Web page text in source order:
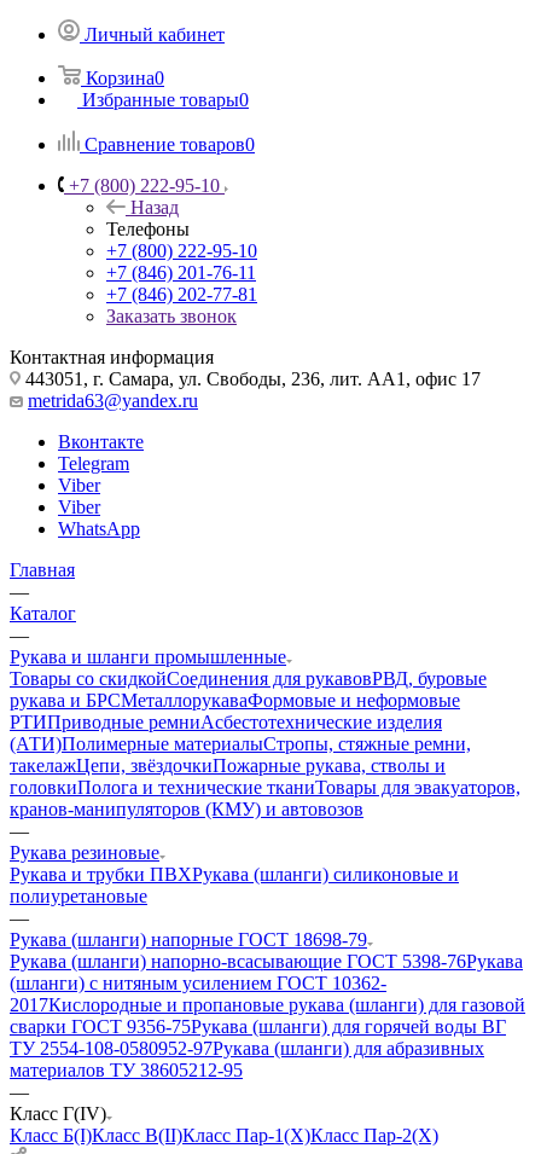
Личный кабинет
Корзина0
Избранные товары0
Сравнение товаров0
+7 (800) 222-95-10
Назад
Телефоны
+7 (800) 222-95-10
+7 (846) 201-76-11
+7 (846) 202-77-81
Заказать звонок
Контактная информация
443051, г. Самара, ул. Свободы, 236, лит. АА1, офис 17
metrida63@yandex.ru
Вконтакте
Telegram
Viber
Viber
WhatsApp
Главная
—
Каталог
—
Рукава и шланги промышленные
Товары со скидкойСоединения для рукавовРВД, буровые
рукава и БРСМеталлорукаваФормовые и неформовые
РТИПриводные ремниАсбестотехнические изделия
(АТИ)Полимерные материалыСтропы, стяжные ремни,
такелажЦепи, звёздочкиПожарные рукава, стволы и
головкиПолога и технические тканиТовары для эвакуаторов,
кранов-манипуляторов (КМУ) и автовозов
—
Рукава резиновые
Рукава и трубки ПВХРукава (шланги) силиконовые и
полиуретановые
—
Рукава (шланги) напорные ГОСТ 18698-79
Рукава (шланги) напорно-всасывающие ГОСТ 5398-76Рукава
(шланги) с нитяным усилением ГОСТ 10362-
2017Кислородные и пропановые рукава (шланги) для газовой
сварки ГОСТ 9356-75Рукава (шланги) для горячей воды ВГ
ТУ 2554-108-0580952-97Рукава (шланги) для абразивных
материалов ТУ 38605212-95
—
Класс Г(IV)
Класс Б(I)Класс В(II)Класс Пар-1(Х)Класс Пар-2(Х)